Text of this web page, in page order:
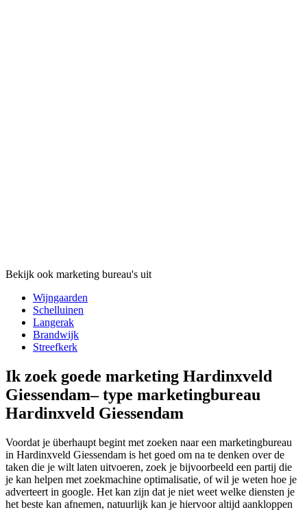
Bekijk ook marketing bureau's uit
Wijngaarden
Schelluinen
Langerak
Brandwijk
Streefkerk
Ik zoek goede marketing Hardinxveld
Giessendam– type marketingbureau
Hardinxveld Giessendam
Voordat je überhaupt begint met zoeken naar een marketingbureau
in Hardinxveld Giessendam is het goed om na te denken over de
taken die je wilt laten uitvoeren, zoek je bijvoorbeeld een partij die
je kan helpen met zoekmachine optimalisatie, of wil je weten hoe je
adverteert in google. Het kan zijn dat je niet weet welke diensten je
het beste kan afnemen, natuurlijk kan je hiervoor altijd aankloppen